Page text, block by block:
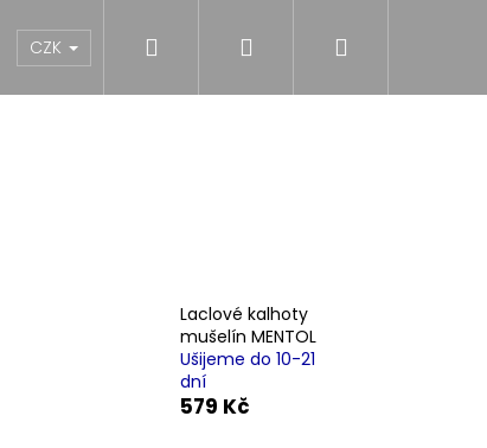
DÍVKY CHLAPCI MUŽI
CZK Přihlášení
Laclové kalhoty
mušelín MENTOL
Ušijeme do 10-21
dní
579 Kč